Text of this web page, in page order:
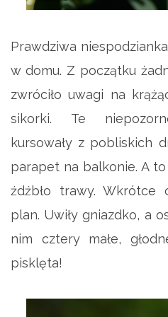
Prawdziwa
w domu. Z początku
zwróciło uwagi na
sikorki. Te
kursowały z pobliskich
parapet na balkonie. A
źdźbło trawy. Wkrótce
plan. Uwiły gniazdko, a
nim cztery małe,
pisklęta!